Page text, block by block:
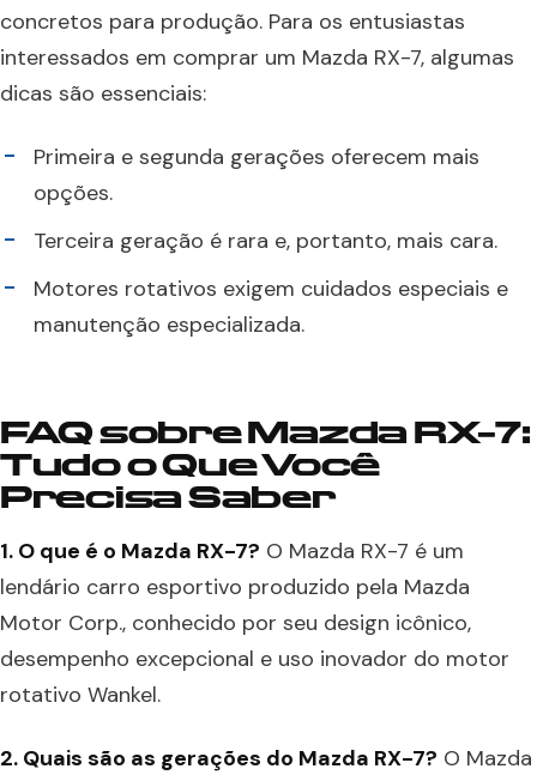
concretos para produção. Para os entusiastas
interessados em comprar um Mazda RX-7, algumas
dicas são essenciais:
Primeira e segunda gerações oferecem mais
opções.
Terceira geração é rara e, portanto, mais cara.
Motores rotativos exigem cuidados especiais e
manutenção especializada.
FAQ sobre Mazda RX-7:
Tudo o Que Você
Precisa Saber
1. O que é o Mazda RX-7? O Mazda RX-7 é um
lendário carro esportivo produzido pela Mazda
Motor Corp., conhecido por seu design icônico,
desempenho excepcional e uso inovador do motor
rotativo Wankel.
2. Quais são as gerações do Mazda RX-7? O Mazda